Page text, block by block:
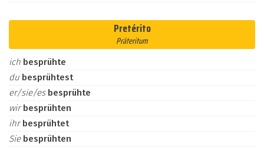
Pretérito
Präteritum
ich besprühte
du besprühtest
er/sie/es besprühte
wirbesprühten
ihrbesprühtet
Sie besprühten